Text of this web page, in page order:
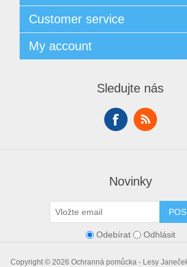
Doprava
GDPR
Obchodní podmínky
O nás
Customer service
Recently viewed products
My account
Sledujte nás
Novinky
Odebírat Odhlásit
Copyright © 2026 Ochranná pomůcka - Lesy